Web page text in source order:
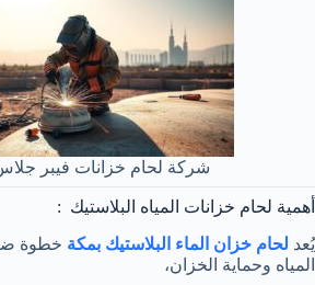
شركة لحام خزانات فيبر
أهمية لحام خزانات المياه البلاستيك :
يُعد لحام خزان الماء البلاستيك بمكة خطوة
المياه وحماية الخزان،